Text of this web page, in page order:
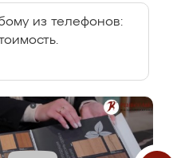
из телефонов: